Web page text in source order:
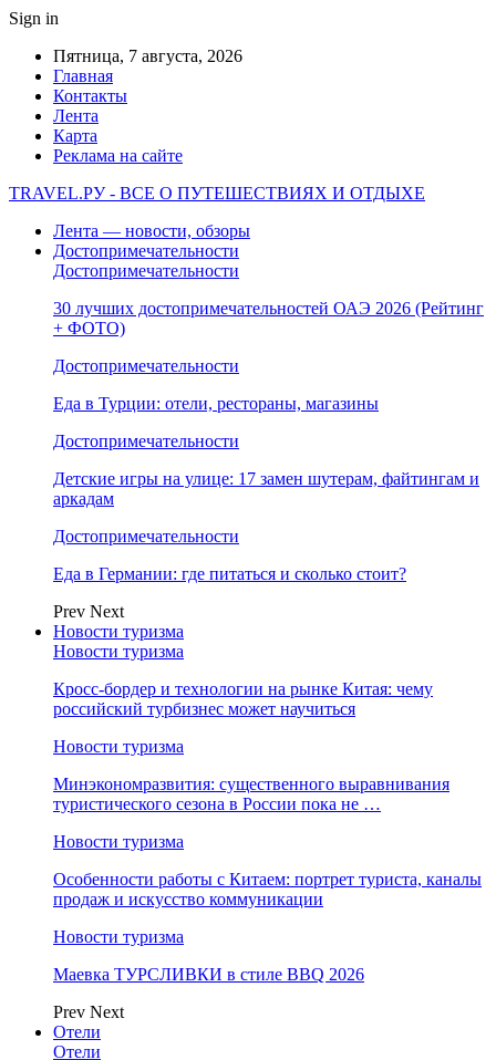
Sign in
Пятница, 7 августа, 2026
Главная
Контакты
Лента
Карта
Реклама на сайте
TRAVEL.РУ - ВСЕ О ПУТЕШЕСТВИЯХ И ОТДЫХЕ
Лента — новости, обзоры
Достопримечательности
Достопримечательности
30 лучших достопримечательностей ОАЭ 2026 (Рейтинг
+ ФОТО)
Достопримечательности
Еда в Турции: отели, рестораны, магазины
Достопримечательности
Детские игры на улице: 17 замен шутерам, файтингам и
аркадам
Достопримечательности
Еда в Германии: где питаться и сколько стоит?
Prev Next
Новости туризма
Новости туризма
Кросс-бордер и технологии на рынке Китая: чему
российский турбизнес может научиться
Новости туризма
Минэкономразвития: существенного выравнивания
туристического сезона в России пока не …
Новости туризма
Особенности работы с Китаем: портрет туриста, каналы
продаж и искусство коммуникации
Новости туризма
Маевка ТУРСЛИВКИ в стиле BBQ 2026
Prev Next
Отели
Отели